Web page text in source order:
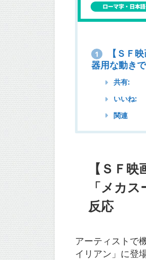
1
【ＳＦ
器用な動き
共有:
いいね:
関連
【ＳＦ
「メカ
反応
アーティストで
イリアン」に登